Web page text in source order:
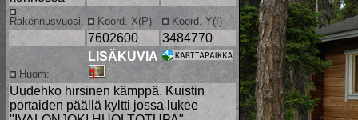
Rakennusvuosi: Koord. X(P) Koord. Y(I)
7602600 3484770
Huom:
LISÄKUVIA
Uudehko hirsinen kämppä. Kuistin
portaiden päällä kyltti jossa lukee